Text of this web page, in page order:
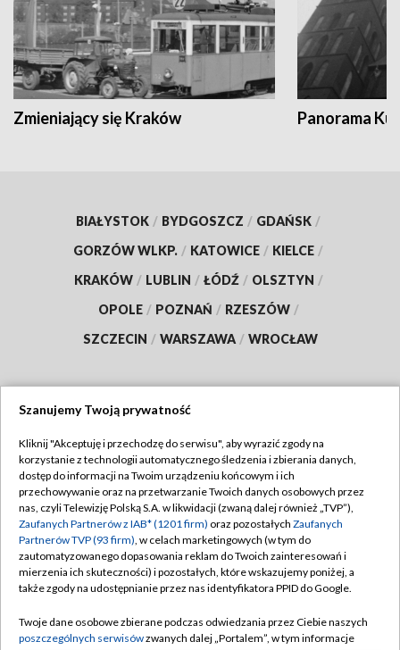
Zmieniający się Kraków Panorama
BIAŁYSTOK / BYDGOSZCZ / GDAŃSK /
GORZÓW WLKP. / KATOWICE / KIELCE /
KRAKÓW / LUBLIN / ŁÓDŹ / OLSZTYN /
OPOLE / POZNAŃ / RZESZÓW /
SZCZECIN / WARSZAWA / WROCŁAW
TVP
Abonament TVP
Emisja w TVP
Centrum informacji TVP
Naziemna Telewizja Cyfrowa
Rada Programowa
Regulamin TVP
Polityka prywatności
Moje zgody
Pomoc
Kontakt
Szanujemy Twoją prywatność
Kliknij "Akceptuję i przechodzę do serwisu", aby wyrazić zgody na
korzystanie z technologii automatycznego śledzenia i zbierania danych,
dostęp do informacji na Twoim urządzeniu końcowym i ich
przechowywanie oraz na przetwarzanie Twoich danych osobowych przez
nas, czyli Telewizję Polską S.A. w likwidacji (zwaną dalej również „TVP”),
Zaufanych Partnerów z IAB* (1201 firm) oraz pozostałych Zaufanych
Partnerów TVP (93 firm), w celach marketingowych (w tym do
zautomatyzowanego dopasowania reklam do Twoich zainteresowań i
mierzenia ich skuteczności) i pozostałych, które wskazujemy poniżej, a
także zgody na udostępnianie przez nas identyfikatora PPID do Google.
Twoje dane osobowe zbierane podczas odwiedzania przez Ciebie naszych
poszczególnych serwisówzwanych dalej „Portalem”, w tym informacje